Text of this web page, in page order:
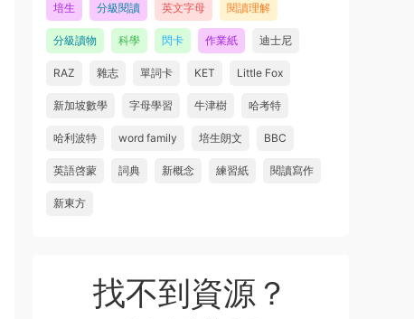
培生 分級閱讀 英文字母 閱讀理解
分級讀物 科學 閃卡 作業紙 迪士尼
RAZ 雜志 單詞卡 KET Little Fox
新加坡數學 字母學習 牛津樹 哈考特
哈利波特 word family 培生朗文 BBC
英語啓蒙 詞典 新概念 練習紙 閱讀寫作
新東方
找不到資源？